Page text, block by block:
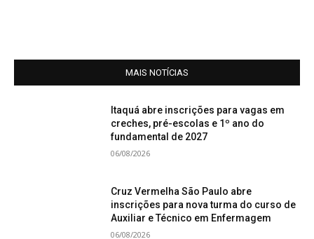
MAIS NOTÍCIAS
Itaquá abre inscrições para vagas em
creches, pré-escolas e 1º ano do
fundamental de 2027
06/08/2026
Cruz Vermelha São Paulo abre
inscrições para nova turma do curso de
Auxiliar e Técnico em Enfermagem
06/08/2026